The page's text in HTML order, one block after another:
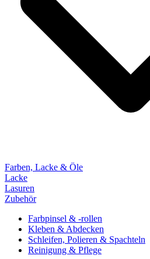
Farben, Lacke & Öle
Lacke
Lasuren
Zubehör
Farbpinsel & -rollen
Kleben & Abdecken
Schleifen, Polieren & Spachteln
Reinigung & Pflege